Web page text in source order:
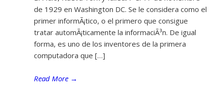
de 1929 en Washington DC. Se le considera como el
primer informÃ¡tico, o el primero que consigue
tratar automÃ¡ticamente la informaciÃ³n. De igual
forma, es uno de los inventores de la primera
computadora que […]
Read More →